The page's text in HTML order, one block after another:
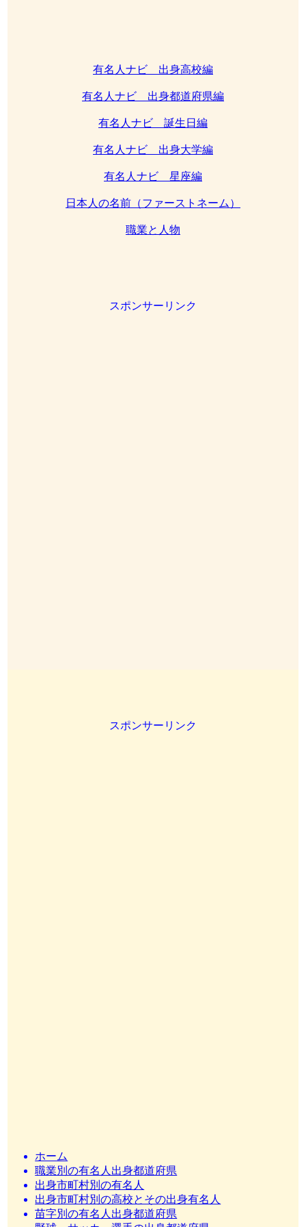
有名人ナビ 出身高校編
有名人ナビ 出身都道府県編
有名人ナビ 誕生日編
有名人ナビ 出身大学編
有名人ナビ 星座編
日本人の名前（ファーストネーム）
職業と人物
スポンサーリンク
スポンサーリンク
ホーム
職業別の有名人出身都道府県
出身市町村別の有名人
出身市町村別の高校とその出身有名人
苗字別の有名人出身都道府県